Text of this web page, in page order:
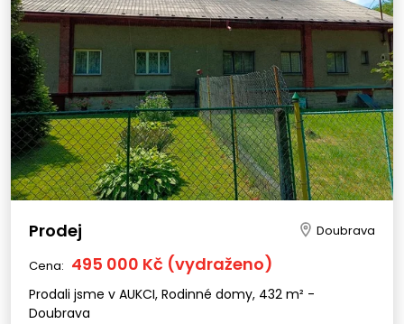
Prodej Doubrava
Cena: 495 000 Kč (vydraženo)
Prodali jsme v AUKCI, Rodinné domy, 432 m² -
Doubrava